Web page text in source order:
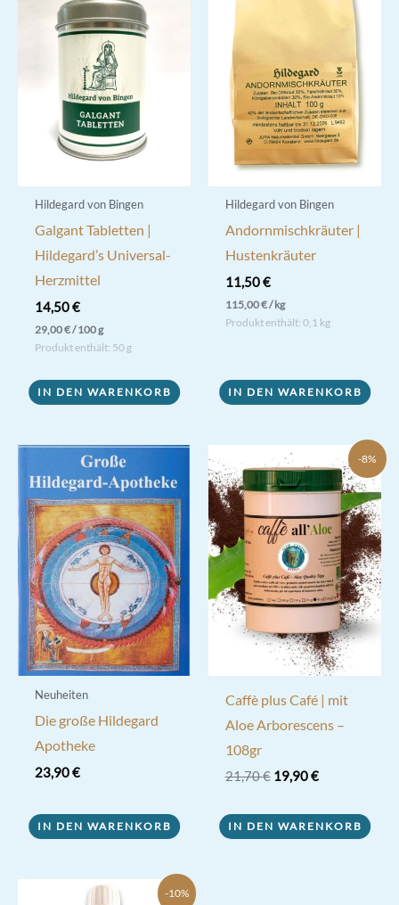
Hildegard von Bingen
Galgant Tabletten |
Hildegard’s Universal-
Herzmittel
14,50€
29,00€/100g
Produkt enthält: 50 g
IN DEN WARENKORB
Hildegard von Bingen
Andornmischkräuter |
Hustenkräuter
11,50€
115,00€/kg
Produkt enthält: 0,1 kg
IN DEN WARENKORB
Neuheiten
Die große Hildegard
Apotheke
23,90€
IN DEN WARENKORB
-8%
Caffè plus Café | mit
Aloe Arborescens –
108gr
21,70€ Ursprünglicher
21,70 €
19,90€Aktueller
19,90 €.
IN DEN WARENKORB
-10%